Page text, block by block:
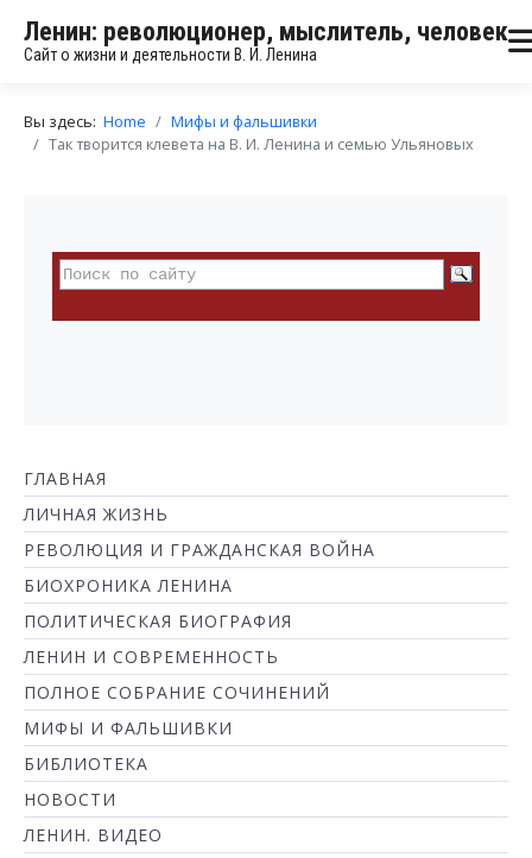
Ленин: революционер, мыслитель, человек
Сайт о жизни и деятельности В. И. Ленина
Вы здесь: Home
Мифы и фальшивки
Так творится клевета на В. И. Ленина и семью Ульяновых
ГЛАВНАЯ
ЛИЧНАЯ ЖИЗНЬ
РЕВОЛЮЦИЯ И ГРАЖДАНСКАЯ ВОЙНА
БИОХРОНИКА ЛЕНИНА
ПОЛИТИЧЕСКАЯ БИОГРАФИЯ
ЛЕНИН И СОВРЕМЕННОСТЬ
ПОЛНОЕ СОБРАНИЕ СОЧИНЕНИЙ
МИФЫ И ФАЛЬШИВКИ
БИБЛИОТЕКА
НОВОСТИ
ЛЕНИН. ВИДЕО